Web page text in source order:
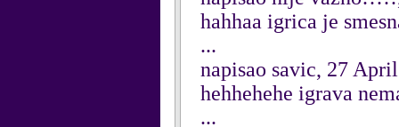
hahhaa igrica je
...
napisao savic, 27
hehhehehe igrava
...